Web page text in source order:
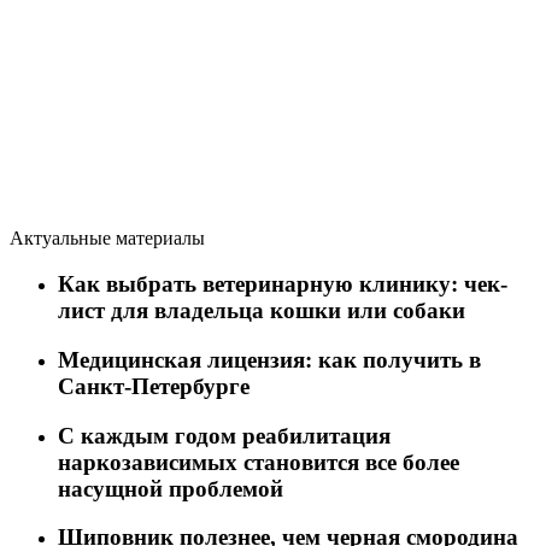
Актуальные материалы
Как выбрать ветеринарную клинику: чек-
лист для владельца кошки или собаки
Медицинская лицензия: как получить в
Санкт-Петербурге
C каждым годом реабилитация
наркозависимых становится все более
насущной проблемой
Шиповник полезнее, чем черная смородина